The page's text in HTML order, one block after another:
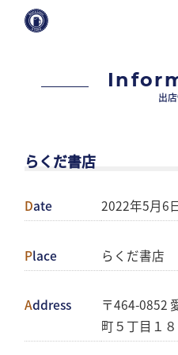
出
らくだ書店
Date 2022年5月6
Place らくだ書店
Address
〒464-0852
町５丁目１８